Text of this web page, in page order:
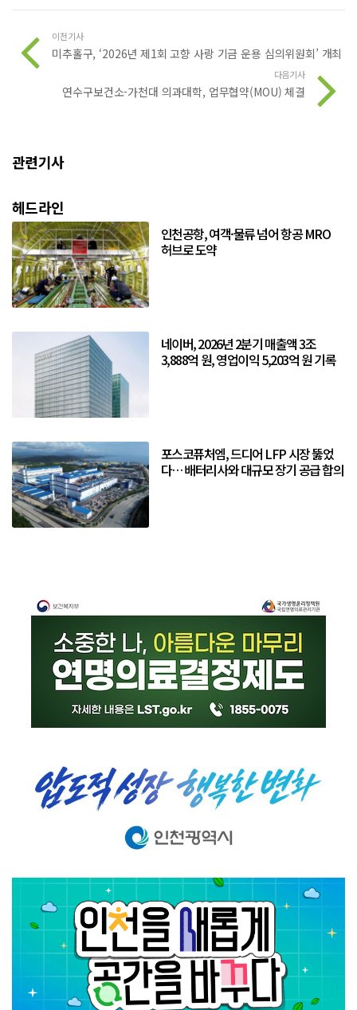
이전기사
미추홀구, ‘2026년 제1회 고향 사랑 기금 운용 심의위원회’ 개최
다음기사
연수구보건소-가천대 의과대학, 업무협약(MOU) 체결
관련기사
헤드라인
인천공항, 여객·물류 넘어 항공 MRO
허브로 도약
네이버, 2026년 2분기 매출액 3조
3,888억 원, 영업이익 5,203억 원 기록
포스코퓨처엠, 드디어 LFP 시장 뚫었
다… 배터리사와 대규모 장기 공급 합의